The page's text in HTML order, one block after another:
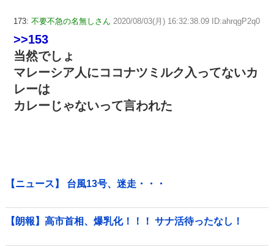
173: 不要不急の名無しさん 2020/08/03(月) 16:32:38.09 ID:ahrqgP2q0
>>153
当然でしょ
マレーシア人にココナツミルク入ってないカ
レーは
カレーじゃないって言われた
【ニュース】 台風13号、迷走・・・
【朗報】高市首相、爆乳化！！！ サナ活待ったなし！